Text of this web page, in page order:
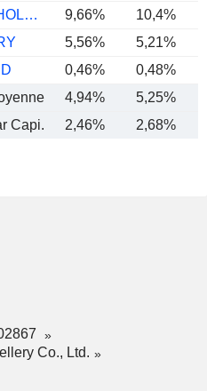
CHOW SANG SANG HOLDINGS INTERNATIONAL LIMITED
9,66%
10,4%
5,56%
5,21%
0,46%
0,48%
4,94% 5,25%
Capi.
2,46% 2,68%
Co., Ltd.